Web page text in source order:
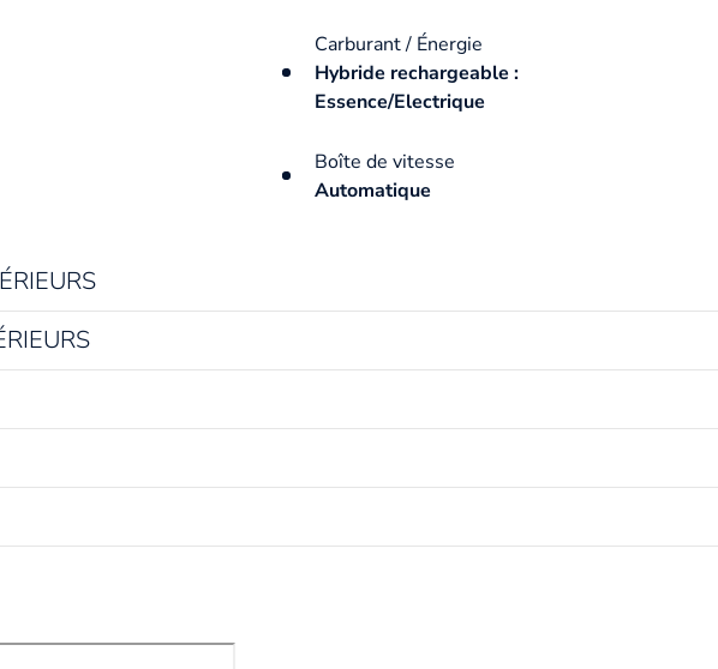
Carburant / Énergie
Hybride rechargeable :
Essence/Electrique
Boîte de vitesse
Automatique